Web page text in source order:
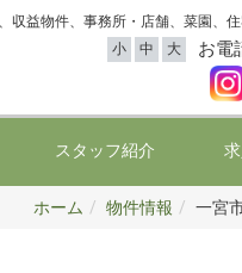
収益物件、事務所・店舗、菜園、
お電
小 中 大
スタッフ紹介
ホーム 物件情報 一宮